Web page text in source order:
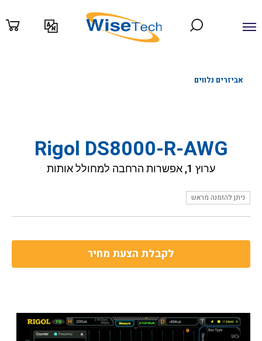
לתוכן
אביזרים נלווים
Rigol DS8000-R-AWG
ערוץ 1, אפשרות הרחבה למחולל אותות
ניתן להזמנה מראש
לקבלת הצעת מחיר